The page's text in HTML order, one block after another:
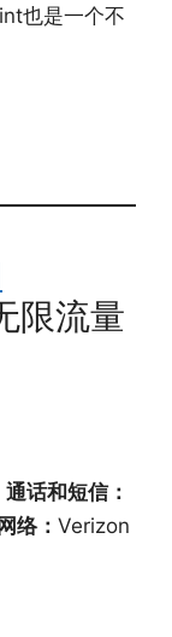
也是一个不
限流量
通话和短信：
网络： Verizon